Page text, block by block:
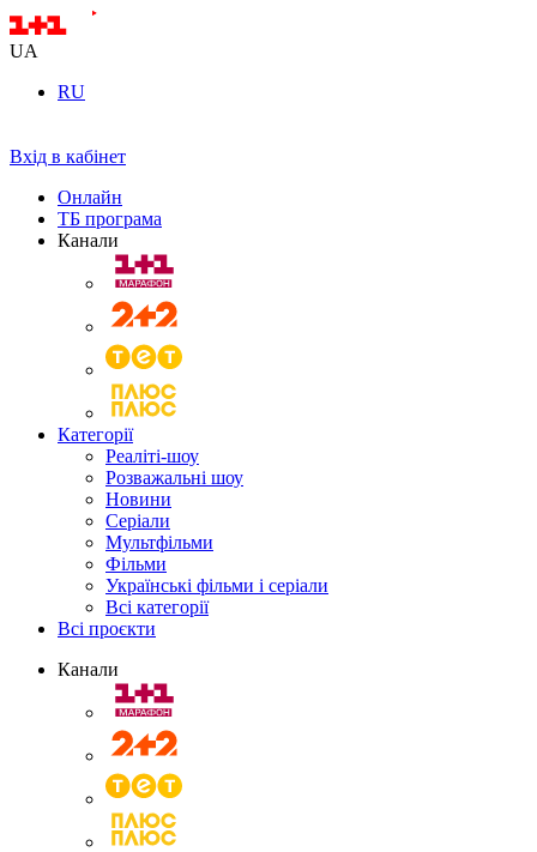
UA
RU
Вхід в кабінет
Онлайн
ТБ програма
Канали
Категорії
Реаліті-шоу
Розважальні шоу
Новини
Серіали
Мультфільми
Фільми
Українські фільми і серіали
Всі категорії
Всі проєкти
Канали